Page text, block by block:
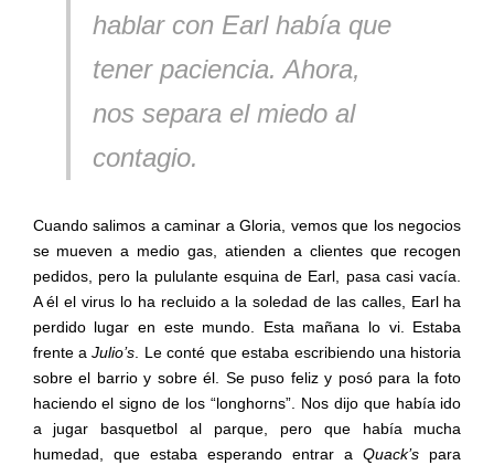
hablar con Earl había que
tener paciencia. Ahora,
nos separa el miedo al
contagio.
Cuando salimos a caminar a Gloria, vemos que los negocios
se mueven a medio gas, atienden a clientes que recogen
pedidos, pero la pululante esquina de Earl, pasa casi vacía.
A él el virus lo ha recluido a la soledad de las calles, Earl ha
perdido lugar en este mundo. Esta mañana lo vi. Estaba
frente aJulio’s . Le conté que estaba escribiendo una historia
sobre el barrio y sobre él. Se puso feliz y posó para la foto
haciendo el signo de los “longhorns”. Nos dijo que había ido
a jugar basquetbol al parque, pero que había mucha
humedad, que estaba esperando entrar aQuack’s para